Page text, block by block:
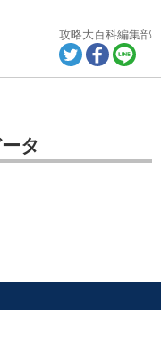
攻略大百科編集部
タ